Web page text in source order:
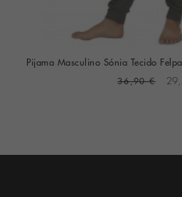
Pijama Masculino Sónia Tecido
36,90 €